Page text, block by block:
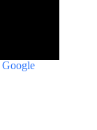
Google